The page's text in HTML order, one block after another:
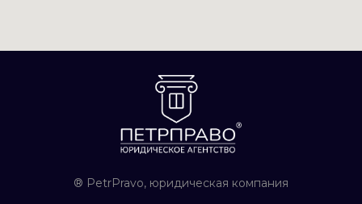
® PetrPravo, юридическая компания